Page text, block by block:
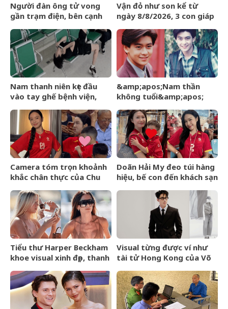
Người đàn ông tử vong
gần trạm điện, bên cạnh
Vận đỏ như son kể từ
ngày 8/8/2026, 3 con giáp
vào như nước, sự nghiệp
hanh thông
Nam thanh niên kẹt đầu
vào tay ghế bệnh viện,
rơi vào tình cảnh khó tin
&amp;apos;Nam thần
không tuổi&amp;apos;
nghiêm trọng giờ ra sao?
Camera tóm trọn khoảnh
khắc chân thực của Chu
Đình
Doãn Hải My đeo túi hàng
hiệu, bế con đến khách sạn
thường có còn xinh đẹp
như ảnh tự đăng?
Tiểu thư Harper Beckham
khoe visual xinh đẹp, thanh
thuyền triệu đô, đọ sắc
cùng mẹ
Visual từng được ví như
tài tử Hong Kong của Võ
tranh cãi vì một thay đổi